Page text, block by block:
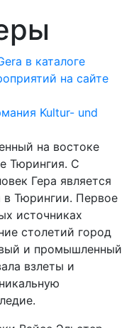
Kultur- und
на востоке
Тюрингия. С
Гера является
Тюрингии. Первое
источниках
столетий город
и промышленный
взлеты и